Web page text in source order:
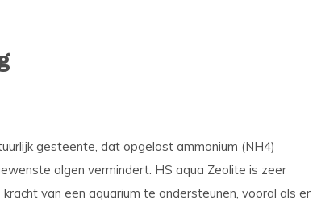
gesteente, dat opgelost ammonium (NH4)
algen vermindert. HS aqua Zeolite is zeer
van een aquarium te ondersteunen, vooral als er